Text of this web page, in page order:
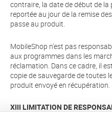
contraire, la date de début de
reportée au jour de la remise
passe au produit.
MobileShop n'est pas
aux programmes dans les
réclamation. Dans ce cadre, il
copie de sauvegarde de toutes
produit envoyé en récupération.
XIII LIMITATION DE